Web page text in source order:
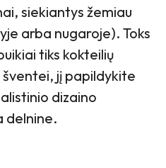
siekiantys žemiau
arba nugaroje). Toks
tiks kokteilių
jį papildykite
dizaino
delnine.